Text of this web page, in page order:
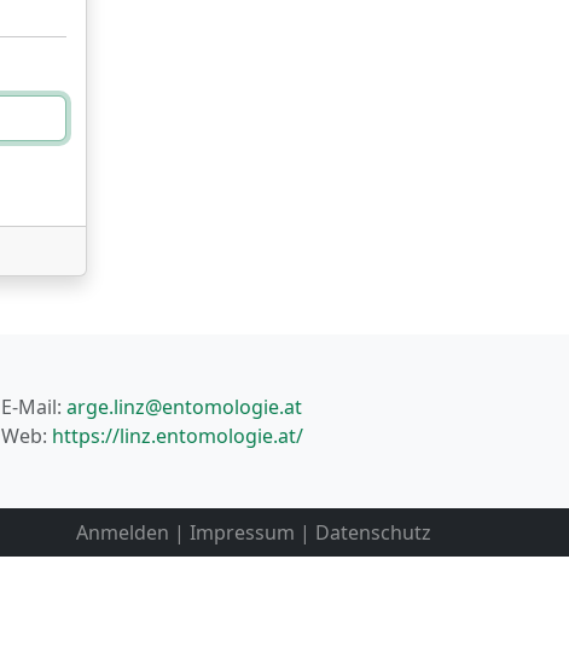
E-Mail: arge.linz@entomologie.at
Web: https://linz.entomologie.at/
Anmelden | Impressum | Datenschutz